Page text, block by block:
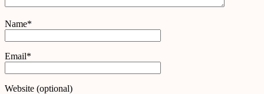
Name*
Email*
Website (optional)